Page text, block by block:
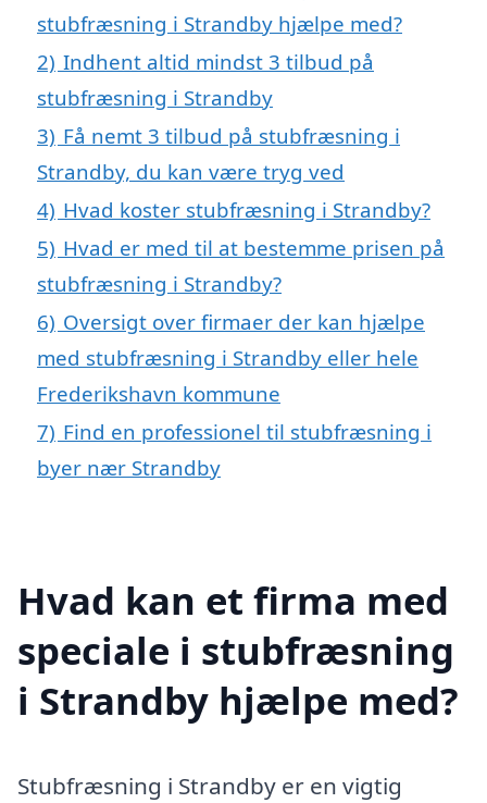
stubfræsning i Strandby hjælpe med?
2) Indhent altid mindst 3 tilbud på
stubfræsning i Strandby
3) Få nemt 3 tilbud på stubfræsning i
Strandby, du kan være tryg ved
4) Hvad koster stubfræsning i Strandby?
5) Hvad er med til at bestemme prisen på
stubfræsning i Strandby?
6) Oversigt over firmaer der kan hjælpe
med stubfræsning i Strandby eller hele
Frederikshavn kommune
7) Find en professionel til stubfræsning i
byer nær Strandby
Hvad kan et firma med
speciale i stubfræsning
i Strandby hjælpe med?
Stubfræsning i Strandby er en vigtig